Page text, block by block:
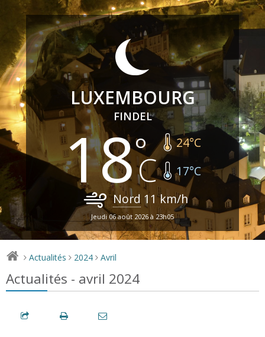
LUXEMBOURG
FINDEL
18 24°C
17°C
Nord 11km/h
Jeudi 06 août 2026 à 23h05
> Actualités > 2024 > Avril
Actualités - avril 2024